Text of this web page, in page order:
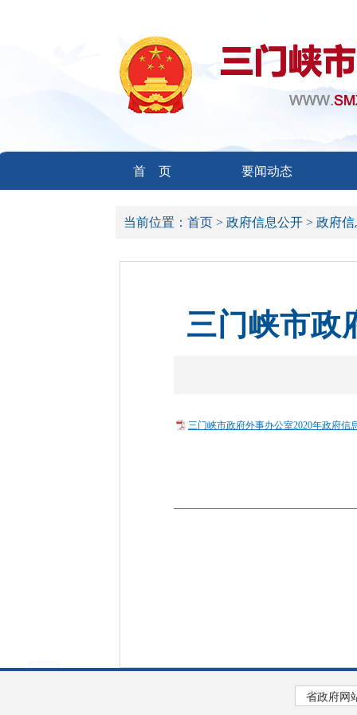
首 页 要闻动态
当前位置： 首页 > 政府信息公开 > 政府
三门峡市政
三门峡市政府外事办公室2020年政府信